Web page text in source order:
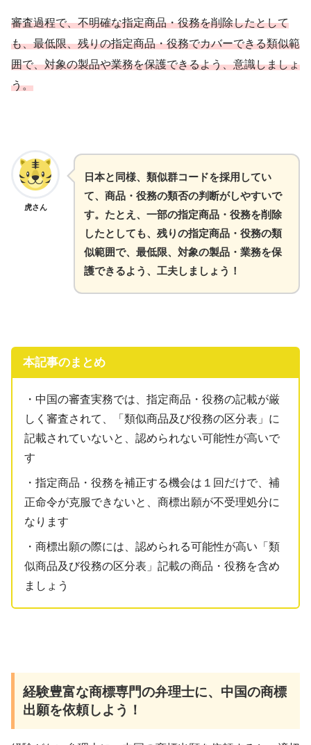
審査過程で、不明確な指定商品・役務を削除したとして
も、最低限、残りの指定商品・役務でカバーできる類似範
囲で、対象の製品や業務を保護できるよう、意識しましょ
う。
虎さん
日本と同様、類似群コードを採用してい
て、商品・役務の類否の判断がしやすいで
す。たとえ、一部の指定商品・役務を削除
したとしても、残りの指定商品・役務の類
似範囲で、最低限、対象の製品・業務を保
護できるよう、工夫しましょう！
本記事のまとめ
・中国の審査実務では、指定商品・役務の記載が厳
しく審査されて、「類似商品及び役務の区分表」に
記載されていないと、認められない可能性が高いで
す
・指定商品・役務を補正する機会は１回だけで、補
正命令が克服できないと、商標出願が不受理処分に
なります
・商標出願の際には、認められる可能性が高い「類
似商品及び役務の区分表」記載の商品・役務を含め
ましょう
経験豊富な商標専門の弁理士に、中国の商標
出願を依頼しよう！